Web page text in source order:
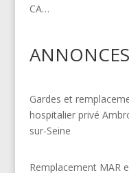
CA…
ANNONCES
Gardes et
hospitalier privé
sur-Seine
Remplacement MAR